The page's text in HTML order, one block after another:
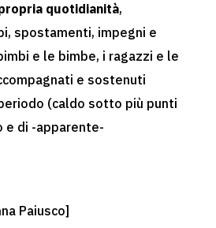
quotidianità,
spostamenti, impegni e
e le bimbe, i ragazzi e le
e sostenuti
(caldo sotto più punti
e di -apparente-
Paiusco]